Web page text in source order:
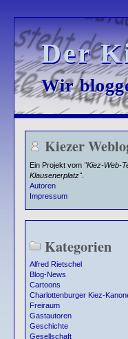
Der
Der
Wir
Wir
Kiezer
Ein Projekt vom "Kiez-Web-
Klausenerplatz".
Autoren
Impressum
Kategorien
Alfred Rietschel
Blog-News
Cartoons
Charlottenburger Kiez-
Freiraum
Gastautoren
Geschichte
Gesellschaft